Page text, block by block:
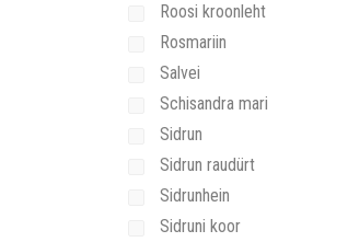
Roosi kroonleht
Rosmariin
Salvei
Schisandra mari
Sidrun
Sidrun raudürt
Sidrunhein
Sidruni koor